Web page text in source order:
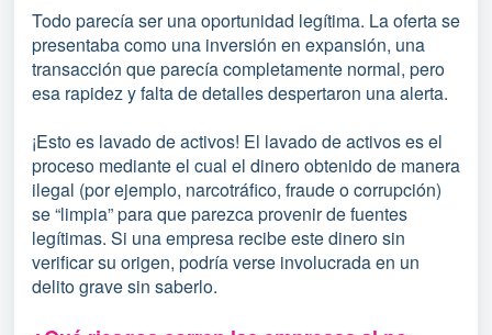
Todo parecía ser una oportunidad legítima. La oferta se
presentaba como una inversión en expansión, una
transacción que parecía completamente normal, pero
esa rapidez y falta de detalles despertaron una alerta.
¡Esto es lavado de activos! El lavado de activos es el
proceso mediante el cual el dinero obtenido de manera
ilegal (por ejemplo, narcotráfico, fraude o corrupción)
se “limpia” para que parezca provenir de fuentes
legítimas. Si una empresa recibe este dinero sin
verificar su origen, podría verse involucrada en un
delito grave sin saberlo.